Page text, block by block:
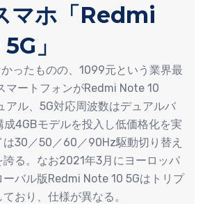
マホ「Redmi
」
ったものの、1099元という業界最
マートフォンがRedmi Note 10
アル、5G対応周波数はデュアルバ
成4GBモデルを投入し低価格化を実
30／50／60／90Hz駆動切り替え
誇る。なお2021年3月にヨーロッパ
バル版Redmi Note 10 5Gはトリプ
おり、仕様が異なる。